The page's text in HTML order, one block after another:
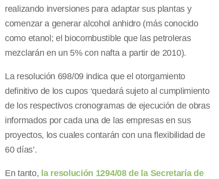
realizando inversiones para adaptar sus plantas y
comenzar a generar alcohol anhidro (más conocido
como etanol; el biocombustible que las petroleras
mezclarán en un 5% con nafta a partir de 2010).
La resolución 698/09 indica que el otorgamiento
definitivo de los cupos ‘quedará sujeto al cumplimiento
de los respectivos cronogramas de ejecución de obras
informados por cada una de las empresas en sus
proyectos, los cuales contarán con una flexibilidad de
60 días’.
En tanto, la resolución 1294/08 de la Secretaría de